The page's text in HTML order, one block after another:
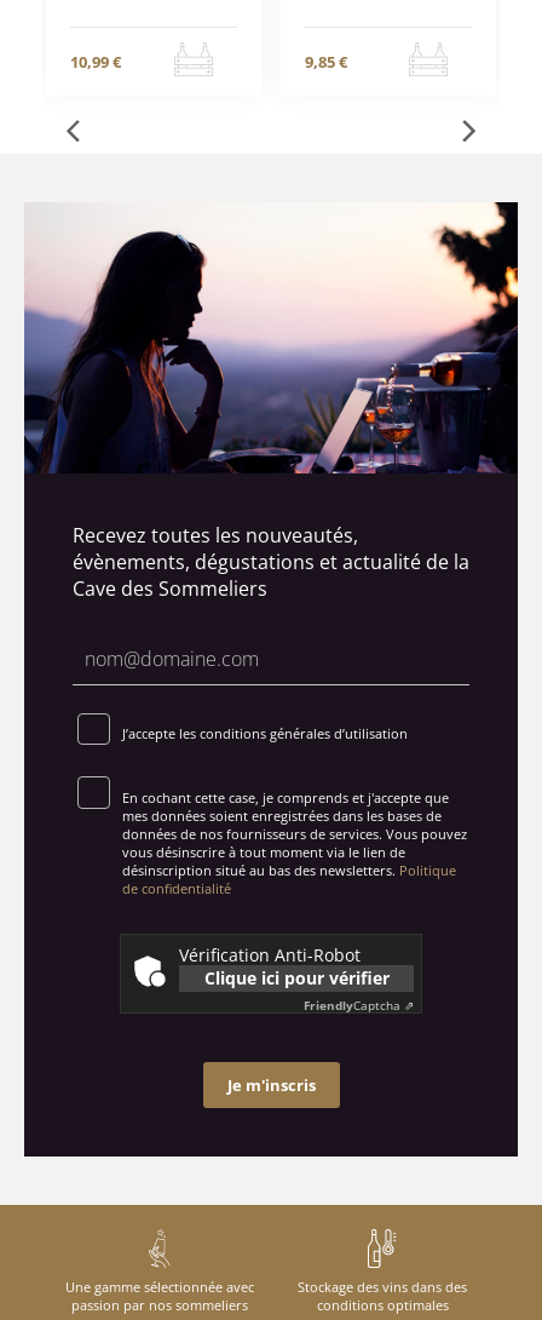
10,99 € 9,85 €
Recevez toutes les nouveautés,
évènements, dégustations et actualité de la
Cave des Sommeliers
J’accepte les conditions générales d’utilisation
En cochant cette case, je comprends et j'accepte que
mes données soient enregistrées dans les bases de
données de nos fournisseurs de services. Vous pouvez
vous désinscrire à tout moment via le lien de
désinscription situé au bas des newsletters. Politique
de confidentialité
Vérification Anti-Robot
Clique ici pour vérifier
FriendlyCaptcha ⇗
Je m'inscris
Une gamme sélectionnée avec
passion par nos sommeliers
Stockage des vins dans des
conditions optimales